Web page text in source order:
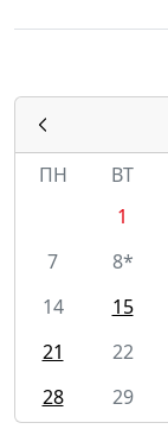
ПН
ВТ
1
7
8*
14
15
21
22
28
29